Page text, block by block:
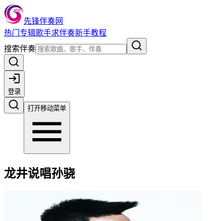
先锋伴奏网
热门 专辑歌手求伴奏新手教程
搜索伴奏
登录
打开移动菜单
龙井说唱孙骁